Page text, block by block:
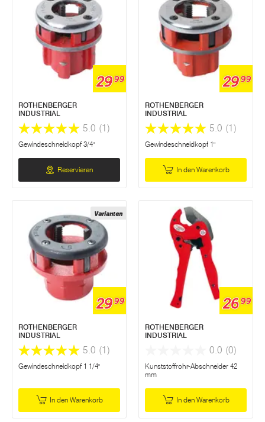
2999
ROTHENBERGER
INDUSTRIAL
5.0 (1)
Gewindeschneidkopf 3/4"
Reservieren
2999
ROTHENBERGER
INDUSTRIAL
5.0 (1)
Gewindeschneidkopf 1"
In den Warenkorb
Varianten
2999
ROTHENBERGER
INDUSTRIAL
5.0 (1)
Gewindeschneidkopf 1 1/4"
In den Warenkorb
2699
ROTHENBERGER
INDUSTRIAL
0.0 (0)
Kunststoffrohr-Abschneider 42
mm
In den Warenkorb